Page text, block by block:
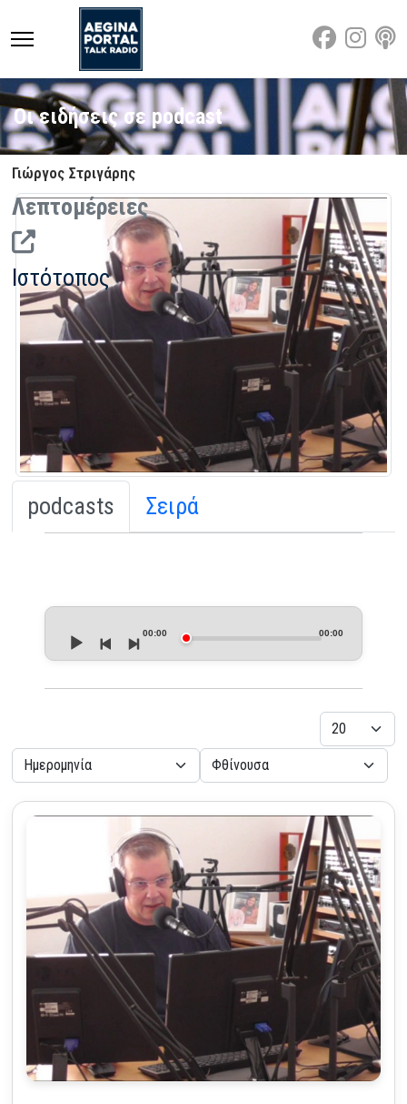
Οι ειδήσεις σε podcast
Γιώργος Στριγάρης
Λεπτομέρειες
Ιστότοπος
podcasts Σειρά
Audio
Player
00:00 00:00
- Επιλέξτε Ταξινόμηση -
- Επιλέξτε Κατεύθυνση -